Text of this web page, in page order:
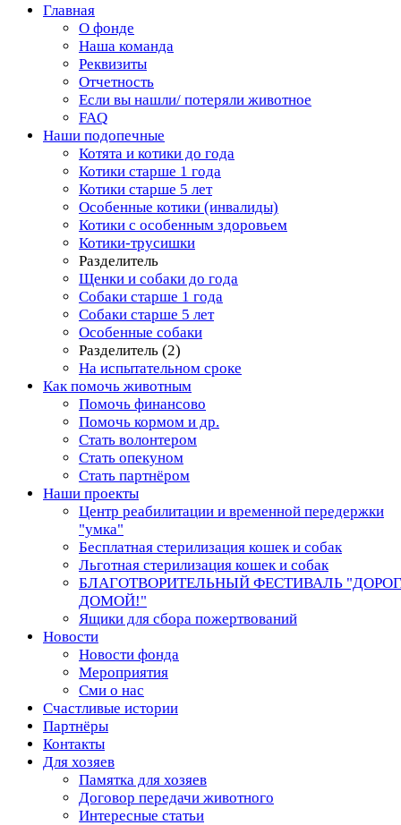
Главная
О фонде
Наша команда
Реквизиты
Отчетность
Если вы нашли/ потеряли животное
FAQ
Наши подопечные
Котята и котики до года
Котики старше 1 года
Котики старше 5 лет
Особенные котики (инвалиды)
Котики с особенным здоровьем
Котики-трусишки
Разделитель
Щенки и собаки до года
Собаки старше 1 года
Собаки старше 5 лет
Особенные собаки
Разделитель (2)
На испытательном сроке
Как помочь животным
Помочь финансово
Помочь кормом и др.
Стать волонтером
Стать опекуном
Стать партнёром
Наши проекты
Центр реабилитации и временной передержки
"умка"
Бесплатная стерилизация кошек и собак
Льготная стерилизация кошек и собак
БЛАГОТВОРИТЕЛЬНЫЙ ФЕСТИВАЛЬ
ДОМОЙ!"
Ящики для сбора пожертвований
Новости
Новости фонда
Мероприятия
Сми о нас
Счастливые истории
Партнёры
Контакты
Для хозяев
Памятка для хозяев
Договор передачи животного
Интересные статьи